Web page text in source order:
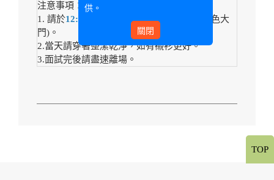
注意事項：
1. 請於12:25
至z205應華系資源教室報到(綠色大
門)。
2.當天請穿著整潔乾淨，如有襯衫更好。
3.面試完後請盡速離場。
TOP
供。
關閉